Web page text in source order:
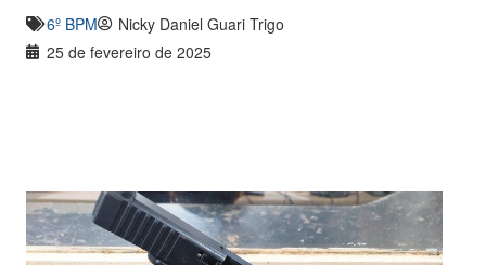
6º BPM
Nicky Daniel Guari Trigo
25 de fevereiro de 2025